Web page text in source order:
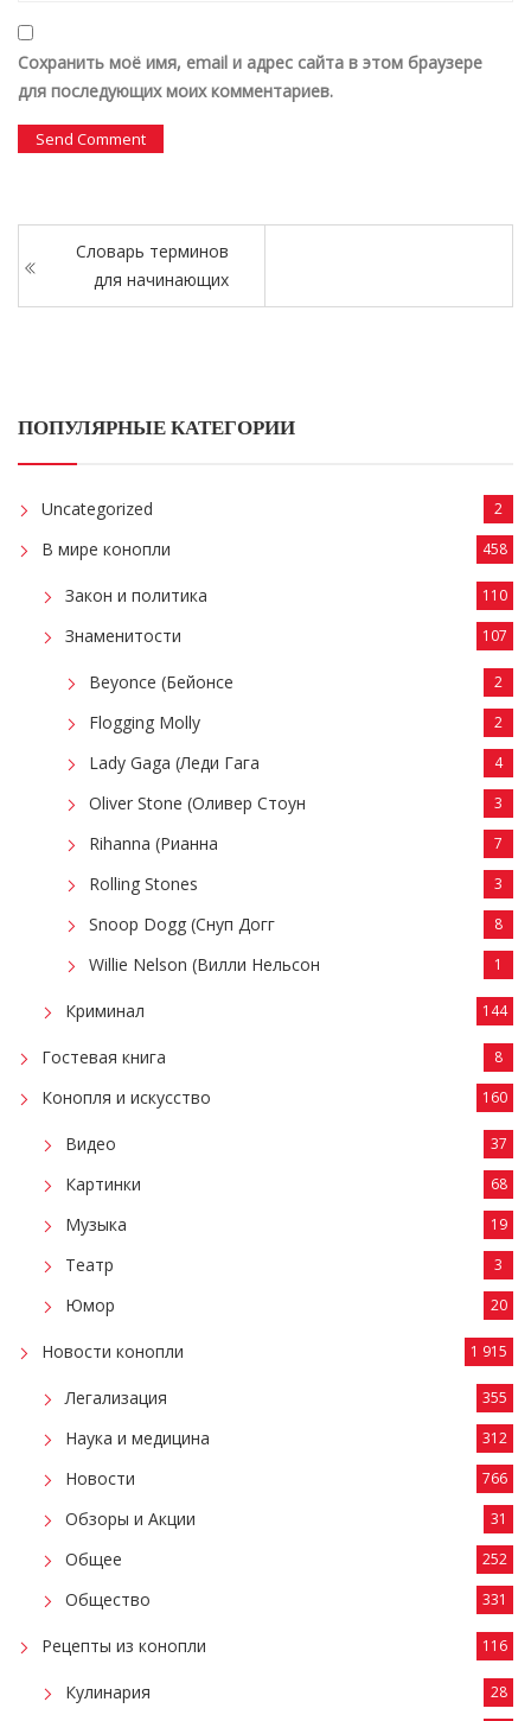
Сохранить моё имя, email и адрес сайта в этом браузере
для последующих моих комментариев.
Словарь терминов
для начинающих
ПОПУЛЯРНЫЕ КАТЕГОРИИ
Uncategorized 2
В мире конопли 458
Закон и политика 110
Знаменитости 107
Beyonce (Бейонсе 2
Flogging Molly 2
Lady Gaga (Леди Гага 4
Oliver Stone (Оливер Стоун 3
Rihanna (Рианна 7
Rolling Stones 3
Snoop Dogg (Снуп Догг 8
Willie Nelson (Вилли Нельсон 1
Криминал 144
Гостевая книга 8
Конопля и искусство 160
Видео 37
Картинки 68
Музыка 19
Театр 3
Юмор 20
Новости конопли 1 915
Легализация 355
Наука и медицина 312
Новости 766
Обзоры и Акции 31
Общее 252
Общество 331
Рецепты из конопли 116
Кулинария 28